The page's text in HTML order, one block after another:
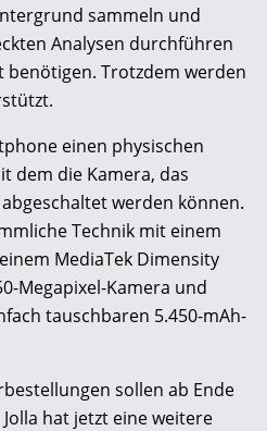
sammeln und
Analysen durchführen
benötigen. Trotzdem werden
einen physischen
dem die Kamera, das
werden können.
Technik mit einem
MediaTek Dimensity
Megapixel-Kamera und
tauschbaren 5.450-mAh-
sollen ab Ende
hat jetzt eine weitere